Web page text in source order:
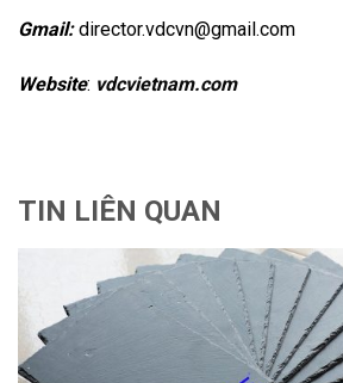
Gmail: director.vdcvn@gmail.com
Website: vdcvietnam.com
TIN LIÊN QUAN